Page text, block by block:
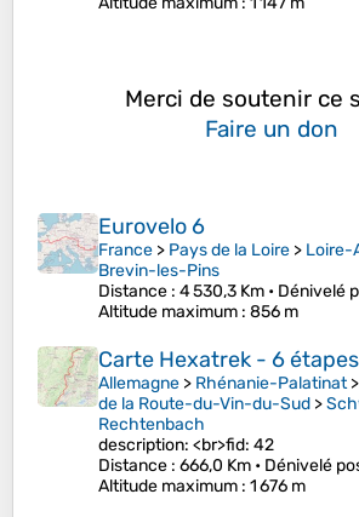
Merci de soutenir ce
Faire un don
Eurovelo 6
France > Pays de la Loire > Loire-
Brevin-les-Pins
Distance : 4 530,3 Km • Dénivelé
Altitude maximum : 856 m
Carte Hexatrek - 6 étapes
Allemagne > Rhénanie-Palatinat>
de la Route-du-Vin-du-Sud >
Rechtenbach
description: <br>fid: 42
Distance : 666,0 Km • Dénivelé
Altitude maximum : 1 676 m